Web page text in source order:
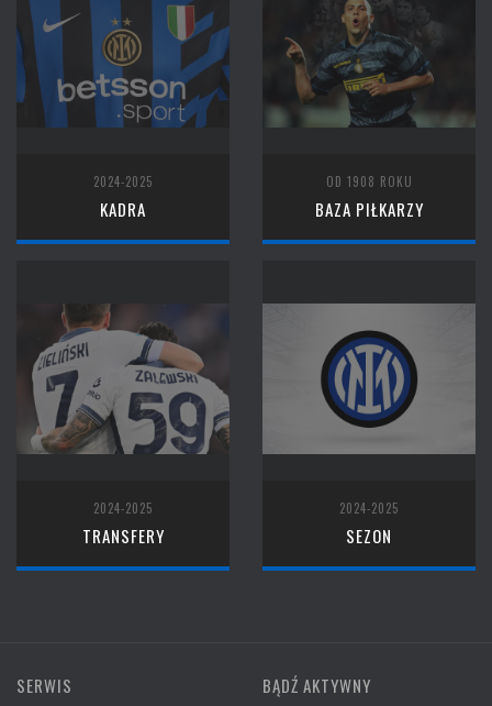
2024-2025
KADRA
OD 1908 ROKU
BAZA PIŁKARZY
2024-2025
TRANSFERY
2024-2025
SEZON
SERWIS BĄDŹ AKTYWNY